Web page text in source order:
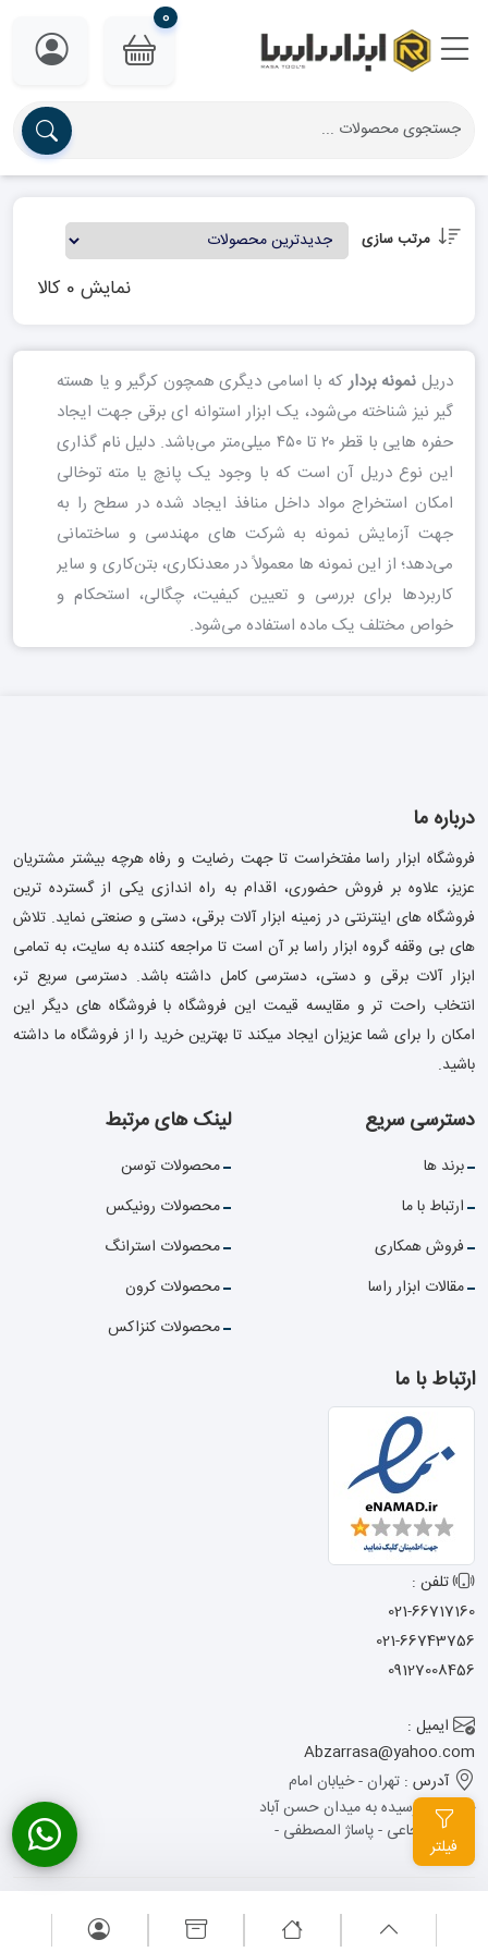
0
مرتب سازی
نمایش 0 کالا
دریلنمونه بردارکه با اسامی دیگری همچون کرگیر و یا هسته
گیر نیز شناخته می‌شود، یک ابزار استوانه ای برقی جهت ایجاد
حفره هایی با قطر ۲۰ تا ۴۵۰ میلی‌متر می‌باشد. دلیل نام گذاری
این نوع دریل آن است که با وجود یک پانچ یا مته تو‌خالی
امکان استخراج مواد داخل منافذ ایجاد شده در سطح را به
جهت آزمایش نمونه به شرکت های مهندسی و ساختمانی
می‌دهد؛ از این نمونه ها معمولاً در معدنکاری، بتن‌کاری و سایر
کاربردها برای بررسی و تعیین کیفیت، چگالی، استحکام و
خواص مختلف یک ماده استفاده می‌شود.
فیلتر
درباره ما
فروشگاه ابزار راسا مفتخراست تا جهت رضایت و رفاه هرچه بیشتر مشتریان
عزیز، علاوه بر فروش حضوری، اقدام به راه اندازی یکی از گسترده ترین
فروشگاه های اینترنتی در زمینه ابزار آلات برقی، دستی و صنعتی نماید. تلاش
های بی وقفه گروه ابزار راسا بر آن است تا مراجعه کننده به سایت، به تمامی
ابزار آلات برقی و دستی، دسترسی کامل داشته باشد. دسترسی سریع تر،
انتخاب راحت تر و مقایسه قیمت این فروشگاه با فروشگاه های دیگر این
امکان را برای شما عزیزان ایجاد میکند تا بهترین خرید را از فروشگاه ما داشته
باشید.
دسترسی سریع
برند ها
ارتباط با ما
فروش همکاری
مقالات ابزار راسا
لینک های مرتبط
محصولات توسن
محصولات رونیکس
محصولات استرانگ
محصولات کرون
محصولات کنزاکس
ارتباط با ما
تلفن :
021-66717160
021-66743756
09127008456
ایمیل :
Abzarrasa@yahoo.com
آدرس : تهران - خیابان امام
خمینی - نرسیده به میدان حسن آباد
- کوچه شجاعی - پاساژ المصطفی -
پلاک 13
تمامی حقوق این وبسایت متعلق به ابزار راسا می باشد . طراحی سایت